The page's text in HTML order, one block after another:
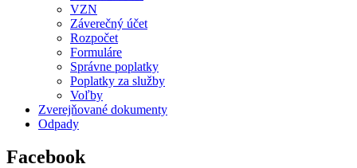
VZN
Záverečný účet
Rozpočet
Formuláre
Správne poplatky
Poplatky za služby
Voľby
Zverejňované dokumenty
Odpady
Facebook